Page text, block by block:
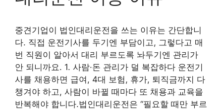
중견기업이 법인대리운전을 쓰는 이유는 간단합니
다. 직접 운전기사를 두기엔 부담이고, 그렇다고 매
번 직원이 알아서 대리 부르도록 놔두기엔 관리가
안 되니까요. 1. 사람·돈 관리가 덜 복잡하다 운전기
사를 채용하면 급여, 4대 보험, 휴가, 퇴직금까지 다
챙겨야 하고, 사람이 바뀔 때마다 또 채용과 교육을
반복해야 합니다.법인대리운전은 “필요할 때만 부르